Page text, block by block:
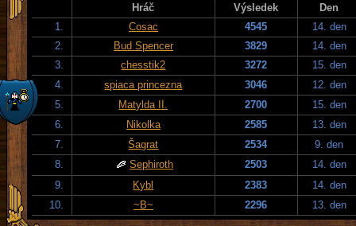
Hráč Výsledek
Den
1.
Cosac 4545
14. den
2.
Bud Spencer 3829
14. den
3.
chesstik2 3272
15. den
4.
spiaca princezna 3046
12. den
5.
Matylda II. 2700
15. den
6.
Nikolka 2585
13. den
7.
Šagrat 2534
9. den
8.
Sephiroth 2503
14. den
9.
Kybl 2383
14. den
10.
~B~ 2296 13. den